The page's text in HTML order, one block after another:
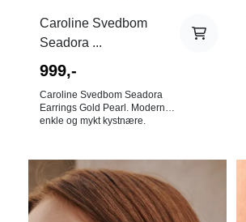
Caroline Svedbom
Seadora ...
999,-
Caroline Svedbom Seadora
Earrings Gold Pearl. Moderne,
enkle og mykt kystnære.
skjelldetalj med en avrundet
Swarovski®-perledråpe, noe
som skaper et utseende som
føles både brukbart og spesielt.
De er lette, enkle å style og gir
På lager i
Gull